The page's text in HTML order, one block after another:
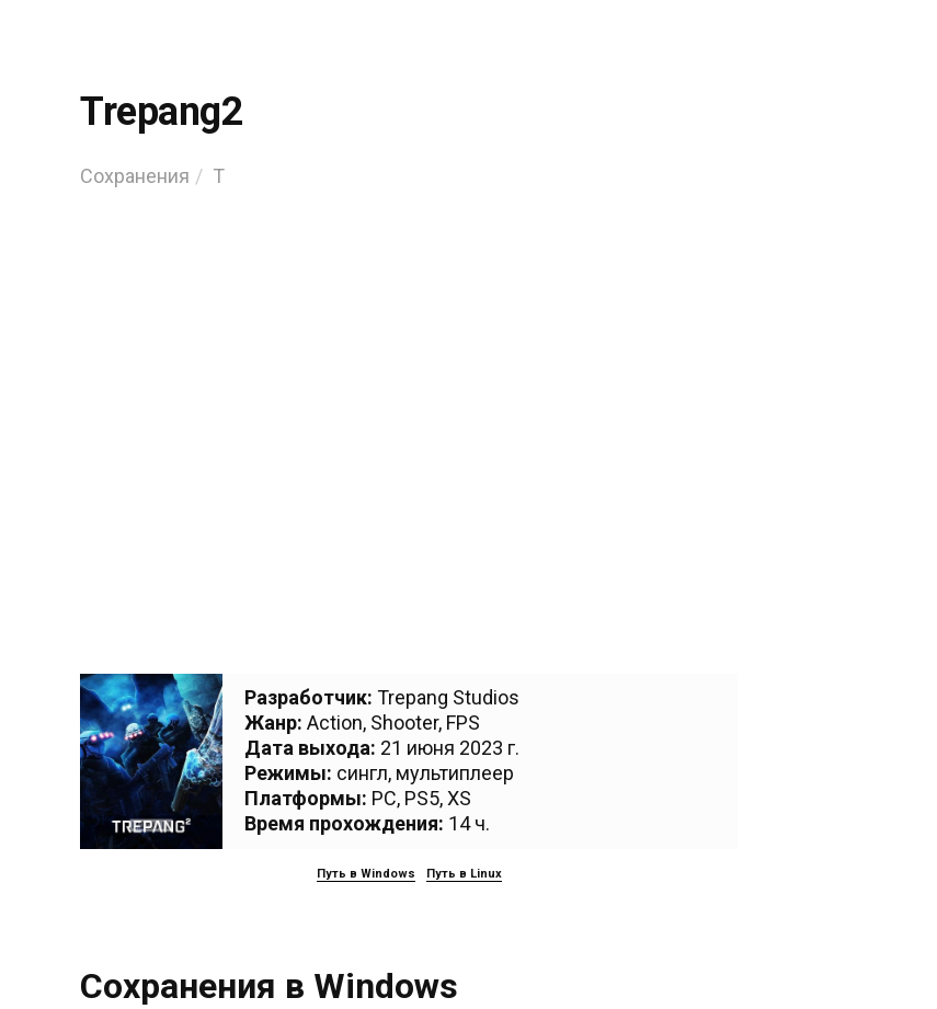
Trepang2
Сохранения T
Разработчик: Trepang Studios
Жанр: Action, Shooter, FPS
Дата выхода: 21 июня 2023 г.
Режимы: сингл, мультиплеер
Платформы: PC, PS5,XS
Время прохождения: 14 ч.
Путь в Windows Путь в Linux
Сохранения в Windows